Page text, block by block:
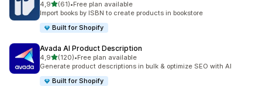
4,9na 5 gwiazdek
(61)
Łączna liczba recenzji: 61
•Free plan available
Import books by ISBN to create products in bookstore
Built for Shopify
Avada AI Product Description
4,9na 5 gwiazdek
(120)
Łączna liczba recenzji: 120
•Free plan available
Generate product descriptions in bulk & optimize SEO with AI
Built for Shopify